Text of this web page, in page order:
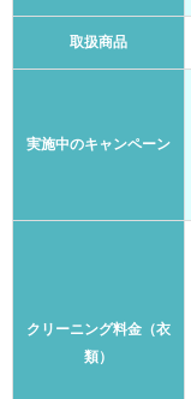
取扱商品
実施中のキャンペーン
クリーニング料金（衣
類）